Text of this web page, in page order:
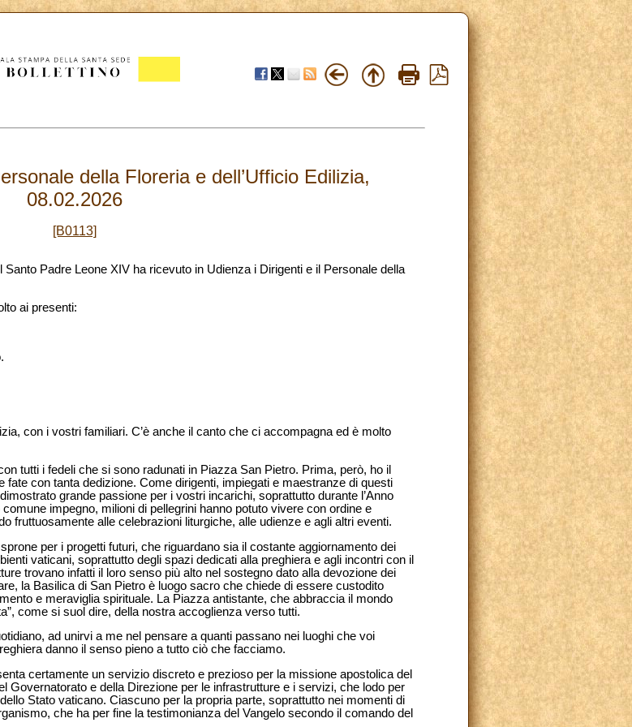
della Floreria e dell’Ufficio Edilizia,
08.02.2026
[B0113]
Padre Leone XIV ha ricevuto in Udienza i Dirigenti e il Personale della
ai presenti:
con i vostri familiari. C’è anche il canto che ci accompagna ed è molto
tutti i fedeli che si sono radunati in Piazza San Pietro. Prima, però, ho il
con tanta dedizione. Come dirigenti, impiegati e maestranze di questi
grande passione per i vostri incarichi, soprattutto durante l’Anno
impegno, milioni di pellegrini hanno potuto vivere con ordine e
fruttuosamente alle celebrazioni liturgiche, alle udienze e agli altri eventi.
per i progetti futuri, che riguardano sia il costante aggiornamento dei
vaticani, soprattutto degli spazi dedicati alla preghiera e agli incontri con il
trovano infatti il loro senso più alto nel sostegno dato alla devozione dei
la Basilica di San Pietro è luogo sacro che chiede di essere custodito
e meraviglia spirituale. La Piazza antistante, che abbraccia il mondo
come si suol dire, della nostra accoglienza verso tutti.
ad unirvi a me nel pensare a quanti passano nei luoghi che voi
danno il senso pieno a tutto ciò che facciamo.
certamente un servizio discreto e prezioso per la missione apostolica del
Governatorato e della Direzione per le infrastrutture e i servizi, che lodo per
Stato vaticano. Ciascuno per la propria parte, soprattutto nei momenti di
che ha per fine la testimonianza del Vangelo secondo il comando del